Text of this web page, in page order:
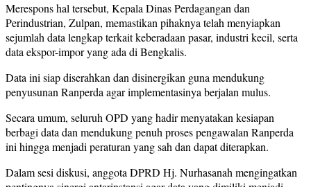
Merespons hal tersebut, Kepala Dinas Perdagangan dan
Perindustrian, Zulpan, memastikan pihaknya telah menyiapkan
sejumlah data lengkap terkait keberadaan pasar, industri kecil, serta
data ekspor-impor yang ada di Bengkalis.
Data ini siap diserahkan dan disinergikan guna mendukung
penyusunan Ranperda agar implementasinya berjalan mulus.
Secara umum, seluruh OPD yang hadir menyatakan kesiapan
berbagi data dan mendukung penuh proses pengawalan Ranperda
ini hingga menjadi peraturan yang sah dan dapat diterapkan.
Dalam sesi diskusi, anggota DPRD Hj. Nurhasanah mengingatkan